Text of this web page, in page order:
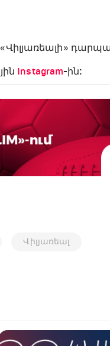
Instagram-ին:
Վիլյառեալ